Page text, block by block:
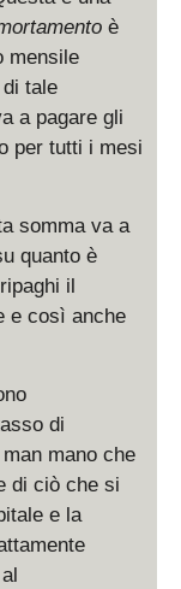
è
mensile
tale
a pagare gli
per tutti i mesi
somma va a
quanto è
il
e così anche
di
mano che
di ciò che si
e la